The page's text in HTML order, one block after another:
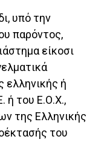
υπό την
παρόντος,
είκοσι
ελληνικής ή
ή του Ε.Ο.Χ.,
της Ελληνικής
του